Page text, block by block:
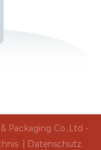
Packaging Co.,Ltd -
Datenschutz